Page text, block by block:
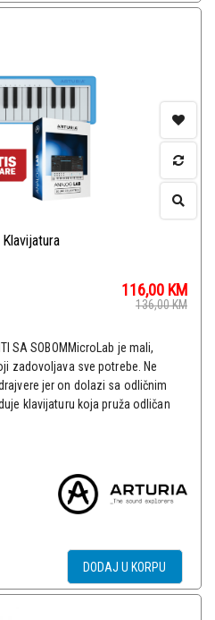
116,00 KM
136,00KM
SA SOBOMMicroLab je mali,
zadovoljava sve potrebe. Ne
jer on dolazi sa odličnim
klavijaturu koja pruža odličan
DODAJ U KORPU